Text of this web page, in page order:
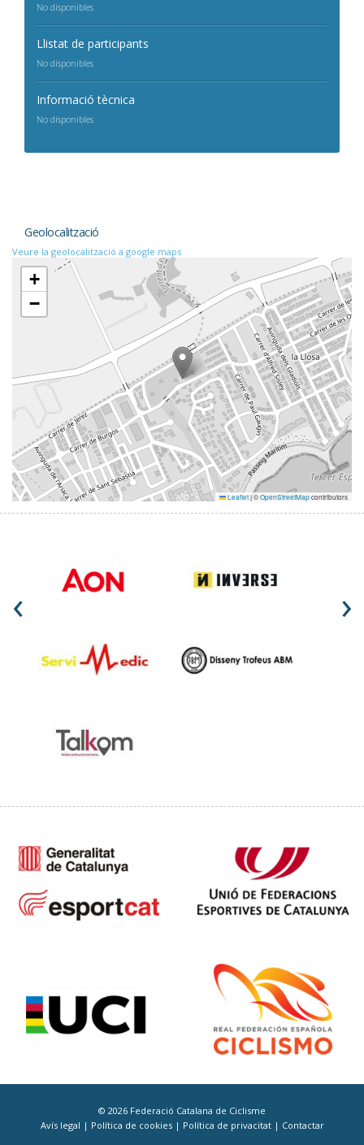
No disponibles
Llistat de participants
No disponibles
Informació tècnica
No disponibles
Geolocalització
Veure la geolocalització a google maps
+
−
Leaflet|©OpenStreetMapcontributors
‹ ›
© 2026 Federació Catalana de Ciclisme
Avís legal | Política de cookies | Política de privacitat | Contactar